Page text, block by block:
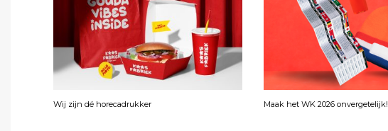
Wij zijn dé horecadrukker Maak het WK 2026 onvergetelijk!